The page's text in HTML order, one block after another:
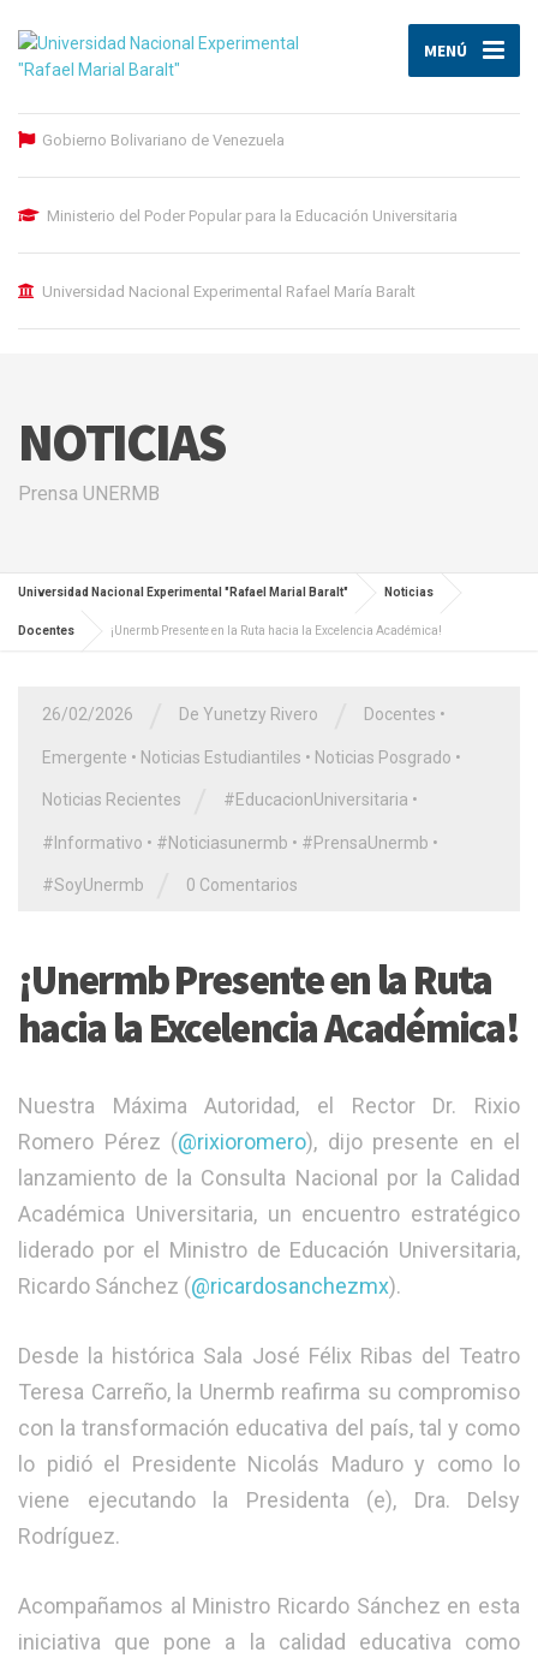
MENÚ
Gobierno Bolivariano de Venezuela
Ministerio del Poder Popular para la Educación Universitaria
Universidad Nacional Experimental Rafael María Baralt
NOTICIAS
Prensa UNERMB
Universidad Nacional Experimental "Rafael Marial Baralt" Noticias
Docentes ​¡Unermb Presente en la Ruta hacia la Excelencia Académica!
26/02/2026 De Yunetzy Rivero Docentes •
Emergente • Noticias Estudiantiles • Noticias Posgrado •
Noticias Recientes #EducacionUniversitaria •
#Informativo • #Noticiasunermb • #PrensaUnermb •
#SoyUnermb 0 Comentarios
​¡Unermb Presente en la Ruta
hacia la Excelencia Académica!
​Nuestra Máxima Autoridad, el Rector Dr. Rixio
Romero Pérez (@rixioromero), dijo presente en el
lanzamiento de la Consulta Nacional por la Calidad
Académica Universitaria, un encuentro estratégico
liderado por el Ministro de Educación Universitaria,
Ricardo Sánchez (@ricardosanchezmx).
​Desde la histórica Sala José Félix Ribas del Teatro
Teresa Carreño, la Unermb reafirma su compromiso
con la transformación educativa del país, tal y como
lo pidió el Presidente Nicolás Maduro y como lo
viene ejecutando la Presidenta (e), Dra. Delsy
Rodríguez.
​Acompañamos al Ministro Ricardo Sánchez en esta
iniciativa que pone a la calidad educativa como